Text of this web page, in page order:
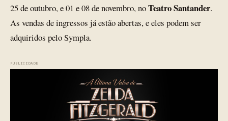
25 de outubro, e 01 e 08 de novembro, noTeatro Santander.
As vendas de ingressos já estão abertas, e eles podem ser
adquiridos pelo Sympla.
PUBLICIDADE